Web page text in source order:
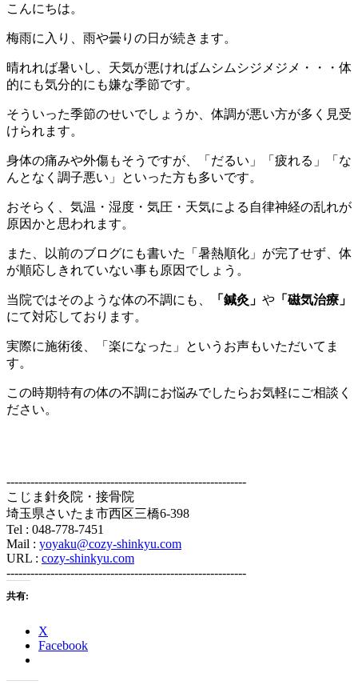
こんにちは。
梅雨に入り、雨や曇りの日が続きます。
晴れれば暑いし、天気が悪ければムシムシジメジメ・・・体
的にも気分的にも嫌な季節です。
そういった季節のせいでしょうか、体調が悪い方が多く見受
けられます。
身体の痛みや外傷もそうですが、「だるい」「疲れる」「な
んとなく調子悪い」といった方も多いです。
おそらく、気温・湿度・気圧・天気による自律神経の乱れが
原因かと思われます。
また、以前のブログにも書いた「暑熱順化」が完了せず、体
が順応しきれていない事も原因でしょう。
当院ではそのような体の不調にも、 「鍼灸」 や 「磁気治療」
にて対応しております。
実際に施術後、「楽になった」というお声もいただいてま
す。
この時期特有の体の不調にお悩みでしたらお気軽にご相談く
ださい。
------------------------------------------------------------
こじま針灸院・接骨院
埼玉県さいたま市西区三橋6-398
Tel : 048-778-7451
Mail : yoyaku@cozy-shinkyu.com
URL : cozy-shinkyu.com
------------------------------------------------------------
共有:
X
Facebook